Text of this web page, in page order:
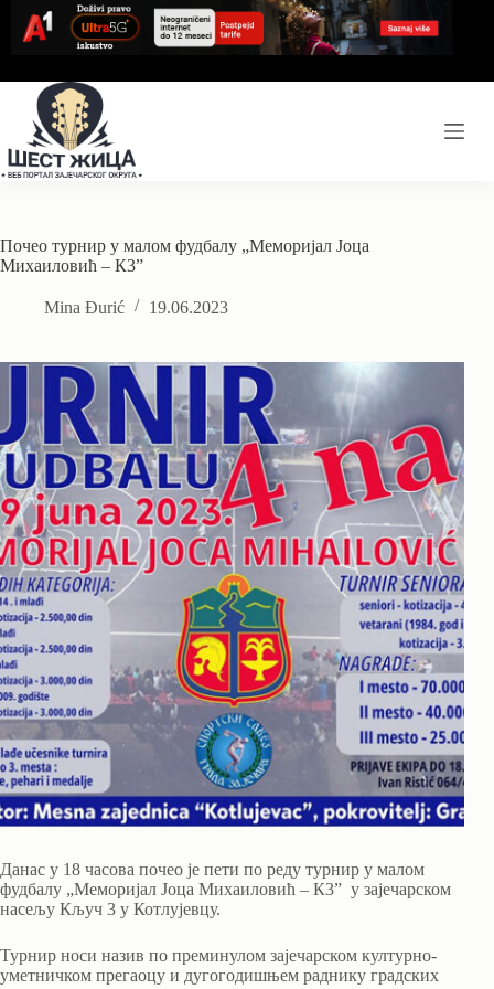
content
Почео турнир у малом фудбалу „Меморијал Јоца
Михаиловић – К3”
Mina Đurić 19.06.2023
Данас у 18 часова почео је пети по реду турнир у малом
фудбалу „Меморијал Јоца Михаиловић – К3” у зајечарском
насељу Кључ 3 у Котлујевцу.
Турнир носи назив по преминулом зајечарском културно-
уметничком прегаоцу и дугогодишњем раднику градских